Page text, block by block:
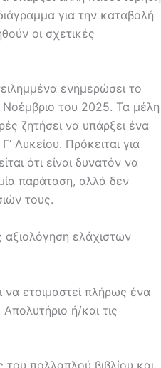
για την καταβολή
οι σχετικές
ενημερώσει το
Νοέμβριο του 2025. Τα μέλη
ζητήσει να υπάρξει ένα
Λυκείου. Πρόκειται για
ότι είναι δυνατόν να
παράταση, αλλά δεν
τους.
ελάχιστων
να ετοιμαστεί πλήρως ένα
ή/και τις